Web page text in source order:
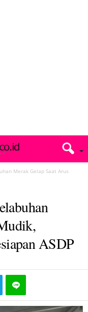
Merak Gelap Saat Arus
ASDP